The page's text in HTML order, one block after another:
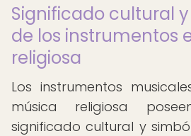
Significado cultural
de los instrumentos
religiosa
Los instrumentos
música religiosa
significado cultural y